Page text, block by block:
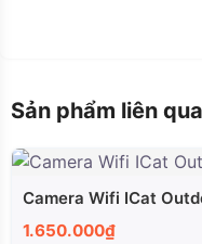
Sản phẩm liên
Camera Wifi ICat
1.650.000₫